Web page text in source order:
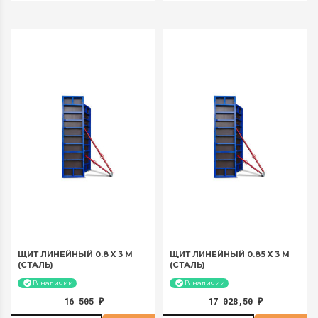
ЩИТ ЛИНЕЙНЫЙ 0.8 X 3 М
(СТАЛЬ)
В наличии
16 505 ₽
ЩИТ ЛИНЕЙНЫЙ 0.85 X 3 М
(СТАЛЬ)
В наличии
17 028,50 ₽